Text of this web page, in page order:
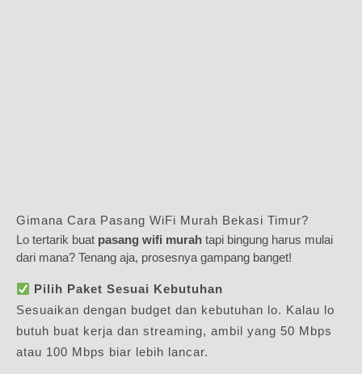
Gimana Cara Pasang WiFi Murah Bekasi Timur?
Lo tertarik buat pasang wifi murah tapi bingung harus mulai
dari mana? Tenang aja, prosesnya gampang banget!
Pilih Paket Sesuai Kebutuhan
Sesuaikan dengan budget dan kebutuhan lo. Kalau lo
butuh buat kerja dan streaming, ambil yang 50 Mbps
atau 100 Mbps biar lebih lancar.